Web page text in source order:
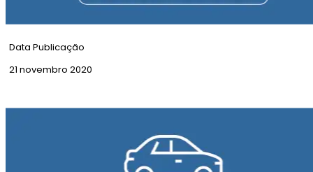
Data Publicação
21 novembro 2020